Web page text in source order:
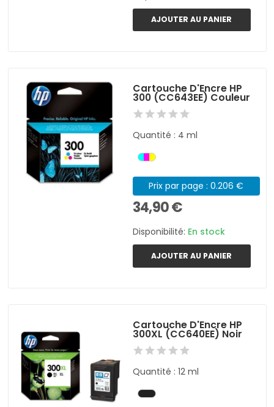
AJOUTER AU PANIER
Cartouche D'Encre HP
300 (CC643EE) Couleur
Quantité : 4 ml
Prix par page : 0.206 €
34,90 €
Disponibilité: En stock
AJOUTER AU PANIER
Cartouche D'Encre HP
300XL (CC640EE) Noir
Quantité : 12 ml